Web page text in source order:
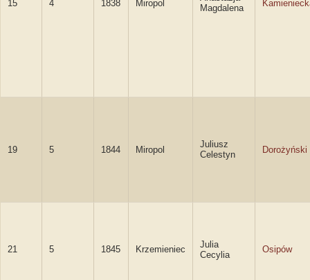
15 4 1838 Miropol
Magdalena
19 5 1844 Miropol
Juliusz
Celestyn
Dorożyński
21 5 1845 Krzemieniec
Julia
Cecylia
Osipów